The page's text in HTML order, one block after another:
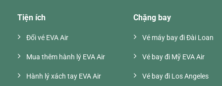
Tiện ích
Đổi vé EVA Air
Mua thêm hành lý EVA Air
Hành lý xách tay EVA Air
Chặng bay
Vé máy bay đi Đài Loan
Vé bay đi Mỹ EVA Air
Vé bay đi Los Angeles